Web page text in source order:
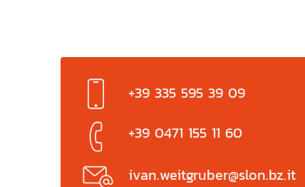
+39 335 595 39 09
+39 0471 155 11 60
ivan.weitgruber@slon.bz.it